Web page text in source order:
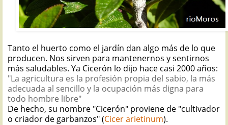
Tanto el huerto como el jardín dan algo más de lo que
producen. Nos sirven para mantenernos y sentirnos
más saludables. Ya Cicerón lo dijo hace casi 2000 años:
"La agricultura es la profesión propia del sabio, la más
adecuada al sencillo y la ocupación más digna para
todo hombre libre"
De hecho, su nombre "Cicerón" proviene de "cultivador
o criador de garbanzos" (Cicer arietinum).